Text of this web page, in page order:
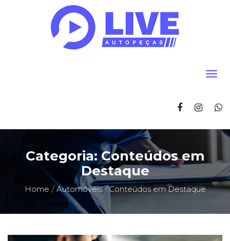
Categoria:Conteúdos em
Destaque
Home Automóveis Conteúdos em Destaque